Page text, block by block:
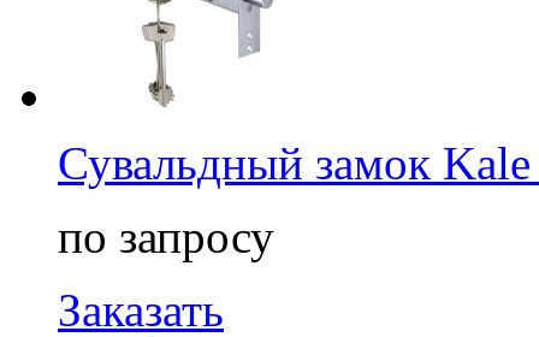
Сувальдный замок
по запросу
Заказать